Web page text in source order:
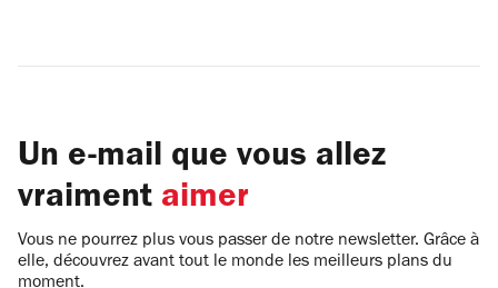
Un e-mail que vous allez
vraiment aimer
Vous ne pourrez plus vous passer de notre newsletter. Grâce à
elle, découvrez avant tout le monde les meilleurs plans du
moment.